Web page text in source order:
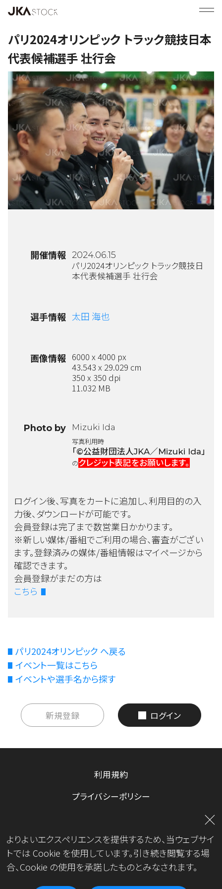
パリ2024オリンピック トラック競技日本
代表候補選手 壮行会
開催情報 2024.06.15
パリ2024オリンピック トラック競技日
本代表候補選手 壮行会
選手情報 太田 海也
画像情報 6000 x 4000 px
43.543 x 29.029 cm
350 x 350 dpi
11.032 MB
Photo by Mizuki Ida
写真利用時
「©公益財団法人JKA／Mizuki Ida」
のクレジット表記をお願いします。
ログイン後、写真をカートに追加し、利用目的の入
力後、ダウンロードが可能です。
会員登録は完了まで数営業日かかります。
※新しい媒体/番組でご利用の場合、審査がござい
ます。登録済みの媒体/番組情報はマイページから
確認できます。
会員登録がまだの方は
こちら
パリ2024オリンピック へ戻る
イベント一覧はこちら
イベントや選手名から探す
新規登録 ログイン
利用規約
プライバシーポリシー
運営会社
よりよいエクスペリエンスを提供するため、当ウェブサイ
トでは Cookie を使用しています。引き続き閲覧する場
合、Cookie の使用を承諾したものとみなされます。